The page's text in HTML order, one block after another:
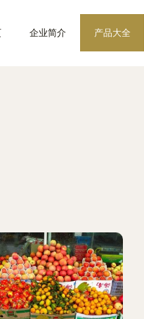
企业简介 产品大全